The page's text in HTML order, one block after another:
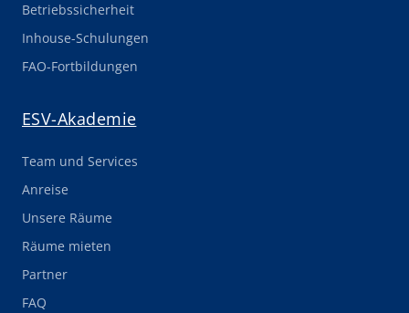
Betriebssicherheit
Inhouse-Schulungen
FAO-Fortbildungen
ESV-Akademie
Team und Services
Anreise
Unsere Räume
Räume mieten
Partner
FAQ